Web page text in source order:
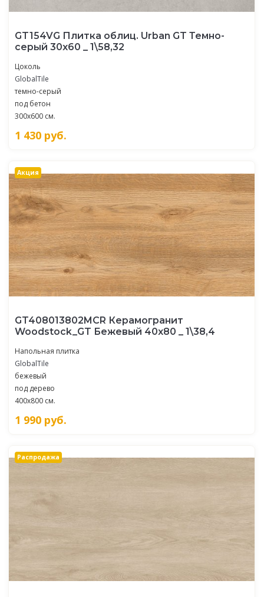
GT154VG Плитка облиц. Urban GT Темно-
серый 30x60 _ 1\58,32
Цоколь
GlobalTile
темно-серый
под бетон
300x600 см.
1 430 руб.
Акция
GT408013802MCR Керамогранит
Woodstock_GT Бежевый 40x80 _ 1\38,4
Напольная плитка
GlobalTile
бежевый
под дерево
400x800 см.
1 990 руб.
Распродажа